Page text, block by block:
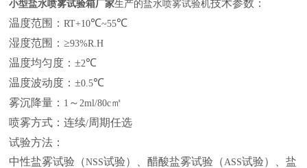
小型盐水喷雾试验箱厂家生产的盐水喷雾试验机技术参数：
温度范围：RT+10℃~55℃
湿度范围：≥93%R.H
温度均匀度：±2℃
温度波动度：±0.5℃
雾沉降量： 1 ～ 2ml/80c㎡
喷雾方式：连续/周期任选
试验方法：
中性盐雾试验（NSS试验）、醋酸盐雾试验（ASS试验）、盐